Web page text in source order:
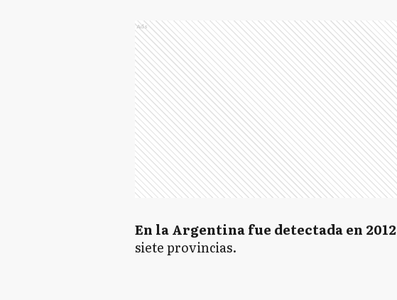
Ads
En la Argentina fue detectada en 2012
siete provincias.